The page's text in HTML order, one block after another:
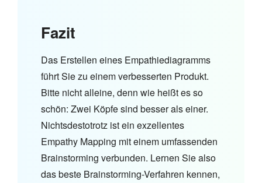
Fazit
Das Erstellen eines Empathiediagramms
führt Sie zu einem verbesserten Produkt.
Bitte nicht alleine, denn wie heißt es so
schön: Zwei Köpfe sind besser als einer.
Nichtsdestotrotz ist ein exzellentes
Empathy Mapping mit einem umfassenden
Brainstorming verbunden. Lernen Sie also
das beste Brainstorming-Verfahren kennen,